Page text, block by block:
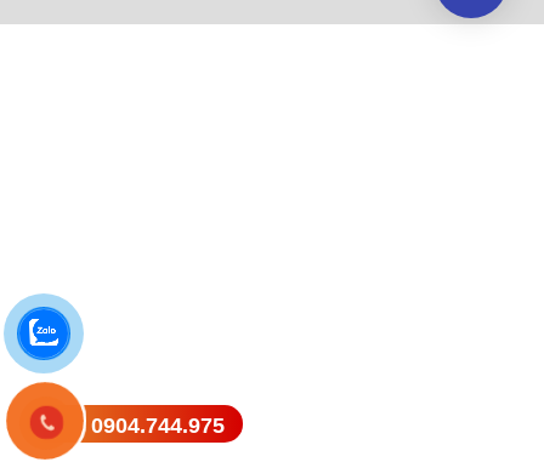
0904.744.975